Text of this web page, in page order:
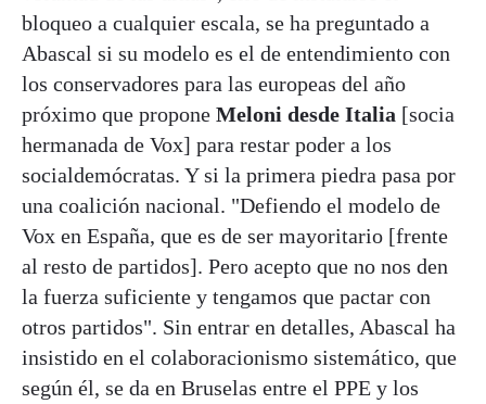
bloqueo a cualquier escala, se ha preguntado a
Abascal si su modelo es el de entendimiento con
los conservadores para las europeas del año
próximo que propone Meloni desde Italia [socia
hermanada de Vox] para restar poder a los
socialdemócratas. Y si la primera piedra pasa por
una coalición nacional. "Defiendo el modelo de
Vox en España, que es de ser mayoritario [frente
al resto de partidos]. Pero acepto que no nos den
la fuerza suficiente y tengamos que pactar con
otros partidos". Sin entrar en detalles, Abascal ha
insistido en el colaboracionismo sistemático, que
según él, se da en Bruselas entre el PPE y los